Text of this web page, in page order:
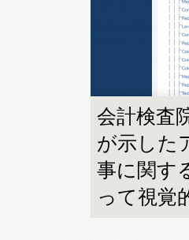
会計検査
が示した
事に関す
って視覚